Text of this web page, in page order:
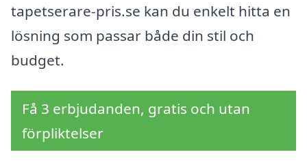
tapetserare-pris.se kan du enkelt hitta en
lösning som passar både din stil och
budget.
Få 3 erbjudanden, gratis och utan
förpliktelser